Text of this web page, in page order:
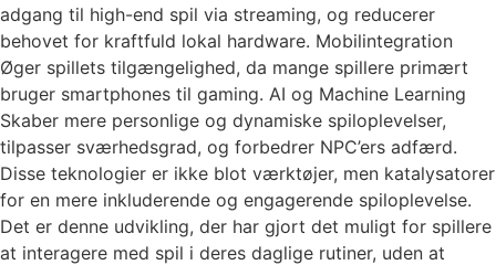
adgang til high-end spil via streaming, og reducerer
behovet for kraftfuld lokal hardware. Mobilintegration
Øger spillets tilgængelighed, da mange spillere primært
bruger smartphones til gaming. AI og Machine Learning
Skaber mere personlige og dynamiske spiloplevelser,
tilpasser sværhedsgrad, og forbedrer NPC’ers adfærd.
Disse teknologier er ikke blot værktøjer, men katalysatorer
for en mere inkluderende og engagerende spiloplevelse.
Det er denne udvikling, der har gjort det muligt for spillere
at interagere med spil i deres daglige rutiner, uden at